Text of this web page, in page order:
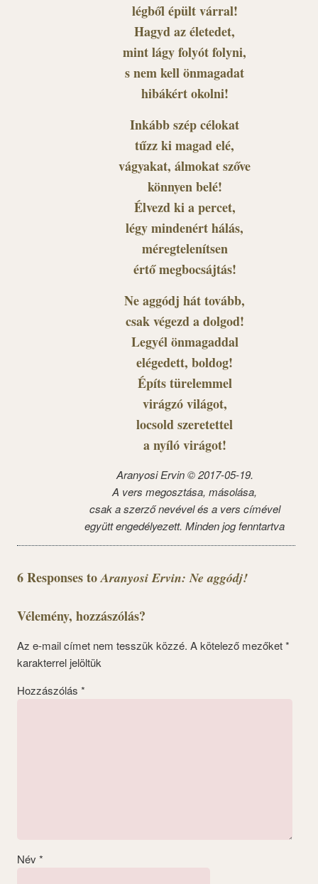
légből épült várral!
Hagyd az életedet,
mint lágy folyót folyni,
s nem kell önmagadat
hibákért okolni!
Inkább szép célokat
tűzz ki magad elé,
vágyakat, álmokat szőve
könnyen belé!
Élvezd ki a percet,
légy mindenért hálás,
méregtelenítsen
értő megbocsájtás!
Ne aggódj hát tovább,
csak végezd a dolgod!
Legyél önmagaddal
elégedett, boldog!
Építs türelemmel
virágzó világot,
locsold szeretettel
a nyíló virágot!
Aranyosi Ervin © 2017-05-19.
A vers megosztása, másolása,
csak a szerző nevével és a vers címével
együtt engedélyezett. Minden jog fenntartva
6 Responses toAranyosi Ervin: Ne aggódj!
Vélemény, hozzászólás?
Az e-mail címet nem tesszük közzé. A kötelező mezőket*
karakterrel jelöltük
Hozzászólás *
Név *